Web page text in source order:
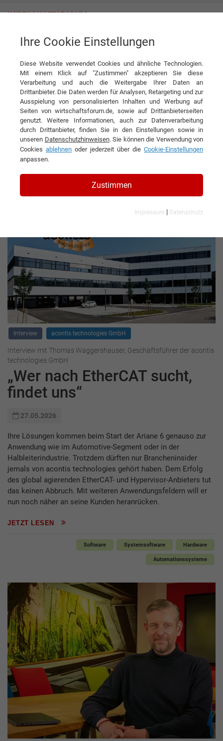
Themenwelten IT- & Kommunikationslösungen
HARDWARE
2 3 4 »
Filtern nach Kategorie: Filtern nach Land:
36 Ergebnisse gefunden
Angezeigt werden die Ergebnisse: 1 bis 10
Interview acontis technologies GmbH
Interview mit Thomas Waggershauser, Geschäftsführer der acontis
technologies GmbH
„Wer nach EtherCAT sucht,
findet uns“
27.05.2026
Ihre Lösungen kommen beim Start der Ariane 6 genauso zur
Anwendung wie im Automotive-Segment oder in der
Halbleiterindustrie. Trotzdem dürften nur Brancheninsider
jemals von acontis technologies gehört haben. Dem Erfolg
des global agierenden EtherCAT- und Hypervisor-Anbieters tut
das keinen Abbruch. Mit weiteren Anwendungsfeldern will er
nun noch näher an seine Kunden heranrücken.
JETZT LESEN
Software Systemsoftware Hardware
Automationssysteme
Ihre Cookie Einstellungen
Diese Website verwendet Cookies und ähnliche Technologien.
Mit einem Klick auf "Zustimmen" akzeptieren Sie diese
Verarbeitung und auch die Weitergabe Ihrer Daten an
Drittanbieter. Die Daten werden für Analysen, Retargeting und zur
Ausspielung von personalisierten Inhalten und Werbung auf
Seiten von wirtschaftsforum.de, sowie auf Drittanbieterseiten
genutzt. Weitere Informationen, auch zur Datenverarbeitung
durch Drittanbieter, finden Sie in den Einstellungen sowie in
unseren Datenschutzhinweisen. Sie können die Verwendung von
Cookies ablehnen oder jederzeit über die Cookie-Einstellungen
anpassen.
Zustimmen
Impressum | Datenschutz